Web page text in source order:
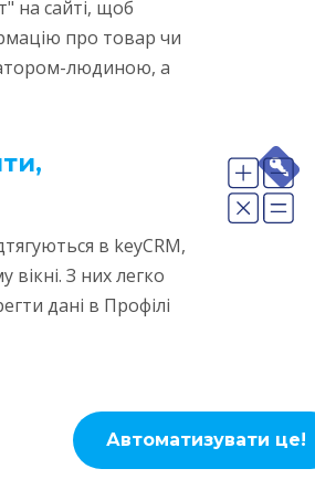
на сайті, щоб
про товар чи
людиною, а
в keyCRM,
З них легко
дані в Профілі
Автоматизувати це!